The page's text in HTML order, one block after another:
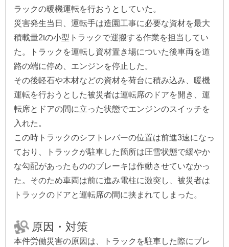
ラックの暖機運転を行おうとしていた。
災害発生当日、運転手は造園工事に必要な資材を最大
積載量2tの小型トラックで運搬する作業を担当してい
た。トラックを運転し資材置き場についた後車両を道
路の端に停め、エンジンを停止した。
その後軽石や木材などの資材を荷台に積み込み、暖機
運転を行おうとした被災者は運転席のドアを開き、運
転席とドアの間に立った状態でエンジンのスイッチを
入れた。
この時トラックのシフトレバーの位置は前進3速になっ
ており、トラックが駐車した箇所は圧雪状態で緩やか
な勾配があったもののブレーキは作動させていなかっ
た。そのため車両は前に進み電柱に激突し、被災者は
トラックのドアと運転席の間に挟まれてしまった。
原因・対策
本件労働災害の原因は、トラックを駐車した際にブレ